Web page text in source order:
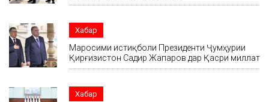
Хабар
Маросими истиқболи Президенти Ҷумҳурии
Қирғизистон Садир Жапаров дар Қасри миллат
Хабар